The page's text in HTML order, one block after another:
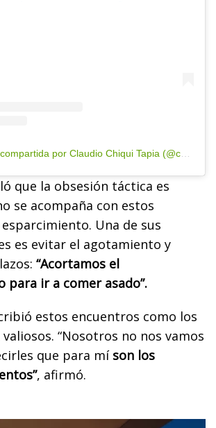
Una publicación compartida por Claudio Chiqui Tapia (@chiquitapia)
que la obsesión táctica es
se acompaña con estos
Una de sus
es evitar el agotamiento y
“Acortamos el
para ir a comer asado”.
estos encuentros como los
“Nosotros no nos vamos
que para míson los
, afirmó.